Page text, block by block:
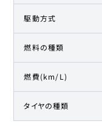
駆動方式
燃料の種類
燃費(km/L)
タイヤの種類